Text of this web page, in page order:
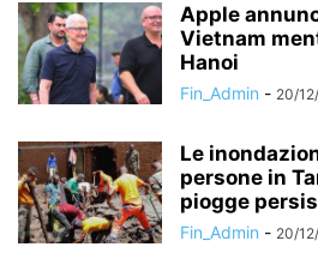
Apple
Vietnam
Hanoi
Fin_Admin - 20/
Le
persone in
piogge
Fin_Admin - 20/